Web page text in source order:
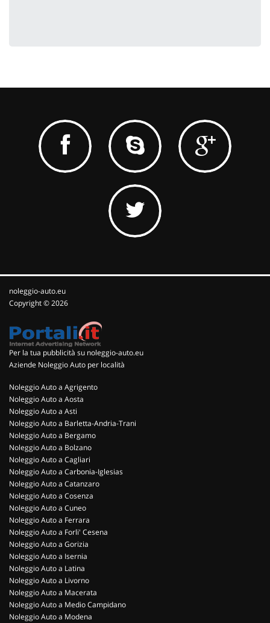
noleggio-auto.eu
Copyright © 2026
Per la tua pubblicità su noleggio-auto.eu
Aziende Noleggio Auto per località
Noleggio Auto a Agrigento
Noleggio Auto a Aosta
Noleggio Auto a Asti
Noleggio Auto a Barletta-Andria-Trani
Noleggio Auto a Bergamo
Noleggio Auto a Bolzano
Noleggio Auto a Cagliari
Noleggio Auto a Carbonia-Iglesias
Noleggio Auto a Catanzaro
Noleggio Auto a Cosenza
Noleggio Auto a Cuneo
Noleggio Auto a Ferrara
Noleggio Auto a Forli' Cesena
Noleggio Auto a Gorizia
Noleggio Auto a Isernia
Noleggio Auto a Latina
Noleggio Auto a Livorno
Noleggio Auto a Macerata
Noleggio Auto a Medio Campidano
Noleggio Auto a Modena